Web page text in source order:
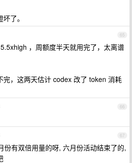
了。
65
，周额度半天就用完了，太离谱
完，这两天估计 codex 改了 token 消耗
66
67
份有双倍用量的呀, 六月份活动结束了的,